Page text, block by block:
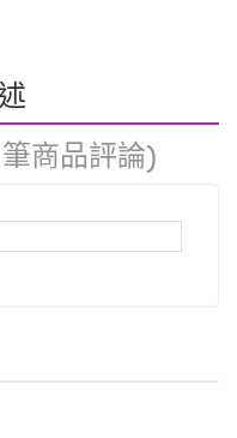
商品評論)